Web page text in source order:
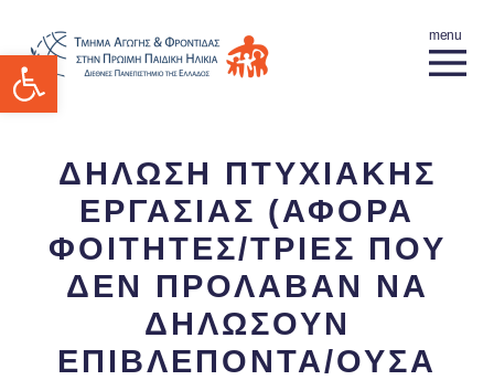
Ανοίξτε τη γραμμή εργαλείων
ΔΗΛΩΣΗ ΠΤΥΧΙΑΚΗΣ
ΕΡΓΑΣΙΑΣ (ΑΦΟΡΑ
ΦΟΙΤΗΤΕΣ/ΤΡΙΕΣ ΠΟΥ
ΔΕΝ ΠΡΟΛΑΒΑΝ ΝΑ
ΔΗΛΩΣΟΥΝ
ΕΠΙΒΛΕΠΟΝΤΑ/ΟΥΣΑ